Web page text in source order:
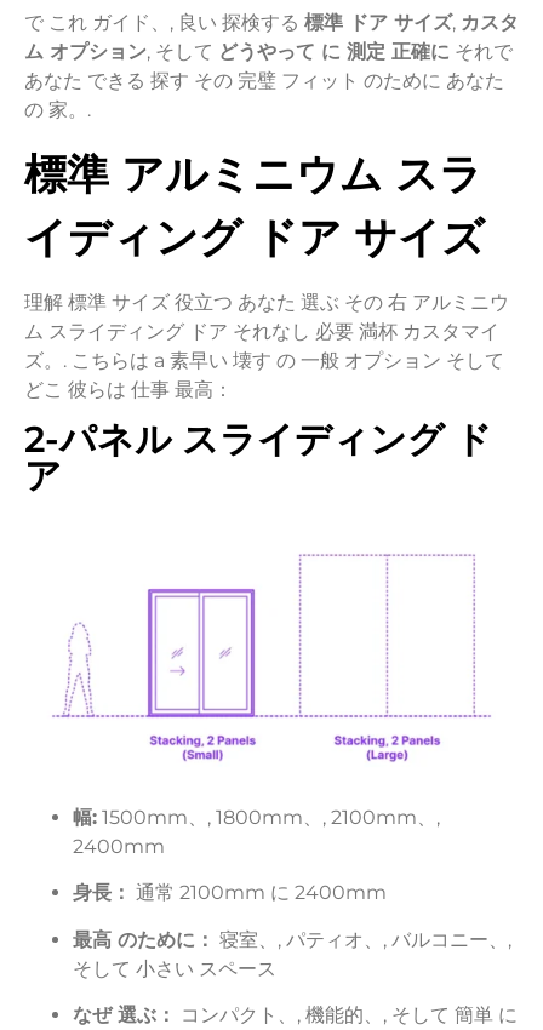
で これ ガイド、, 良い 探検する 標準 ドア サイズ, カスタ
ム オプション, そして どうやって に 測定 正確に それで
あなた できる 探す その 完璧 フィット のために あなた
の 家。.
標準 アルミニウム スラ
イディング ドア サイズ
理解 標準 サイズ 役立つ あなた 選ぶ その 右 アルミニウ
ム スライディング ドア それなし 必要 満杯 カスタマイ
ズ。. こちらは a 素早い 壊す の 一般 オプション そして
どこ 彼らは 仕事 最高：
2-パネル スライディング ド
ア
幅: 1500mm、, 1800mm、, 2100mm、,
2400mm
身長： 通常 2100mm に 2400mm
最高 のために： 寝室、, パティオ、, バルコニー、,
そして 小さい スペース
なぜ選ぶ： コンパクト、, 機能的、, そして 簡単 に